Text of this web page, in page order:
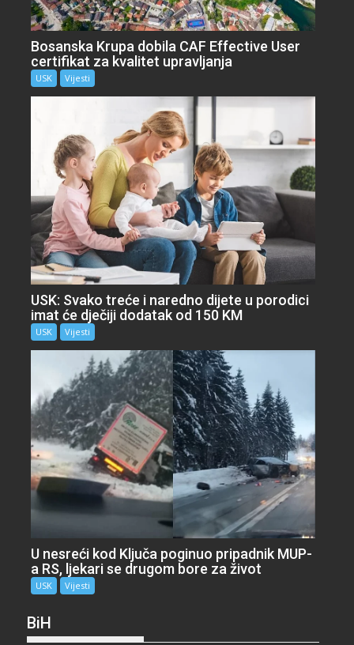
Bosanska Krupa dobila CAF Effective User
certifikat za kvalitet upravljanja
USK Vijesti
USK: Svako treće i naredno dijete u porodici
imat će dječiji dodatak od 150 KM
USK Vijesti
U nesreći kod Ključa poginuo pripadnik MUP-
a RS, ljekari se drugom bore za život
USK Vijesti
BiH